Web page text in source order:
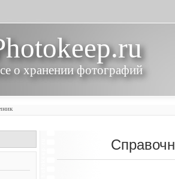
о хранении фотографий